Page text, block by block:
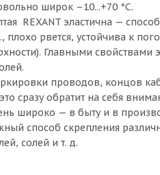
широк –10...+70 °С.
REXANT эластична —
плохо рвется, устойчива к
Главными свойствами
проводов, концов
сразу обратит на себя
широко — в быту и в
способ скрепления
солей и т. д.